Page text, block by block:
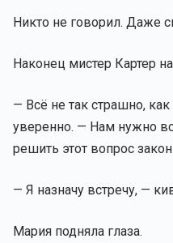
Никто не говорил. Даже
Наконец мистер Картер
— Всё не так страшно,
уверенно. — Нам нужно
решить этот вопрос
— Я назначу встречу, —
Мария подняла глаза.